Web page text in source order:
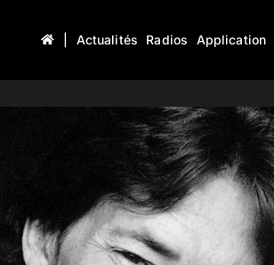
Actualités Radios Application